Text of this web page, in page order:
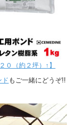
０（約２坪）↑】
ドもご一緒にどうぞ!!